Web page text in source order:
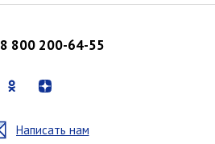
8 800 200-64-55
Написать нам